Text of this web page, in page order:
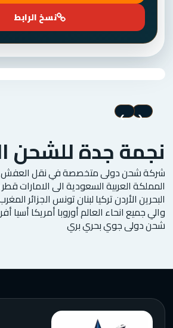
نسخ الرابط
‹
›
نجمة جدة للشحن
شركة شحن دولى متخصصة في نقل العفش
المملكة العربية السعودية الى الامارات
البحرين الأردن تركيا لبنان تونس الجزائر
والي جميع انحاء العالم أوروبا أمريكا أسيا
شحن دولى جوي بحري بري